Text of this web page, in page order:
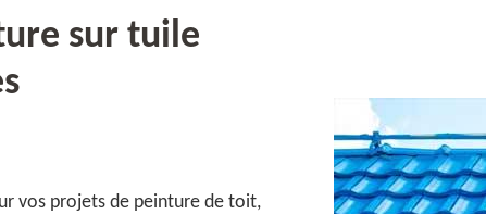
sur tuile
vos projets de peinture de toit,